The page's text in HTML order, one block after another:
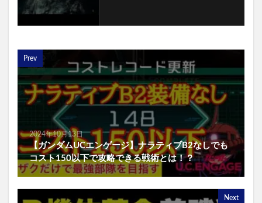
Prev
2024年10月13日
【ガンダムUCエンゲージ】ナラティブB2なしでも
コスト150以下で攻略できる戦術とは！？
Next